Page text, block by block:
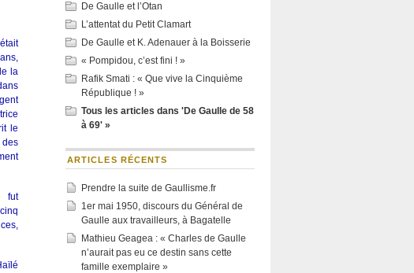
la
le
des
fut
De Gaulle et l’Otan
L’attentat du Petit Clamart
De Gaulle et K. Adenauer à la Boisserie
« Pompidou, c’est fini ! »
Rafik Smati : « Que vive la Cinquième
République ! »
Tous les articles dans 'De Gaulle de 58
à 69' »
ARTICLES RÉCENTS
Prendre la suite de Gaullisme.fr
1er mai 1950, discours du Général de
Gaulle aux travailleurs, à Bagatelle
Mathieu Geagea : « Charles de Gaulle
n’aurait pas eu ce destin sans cette
famille exemplaire »